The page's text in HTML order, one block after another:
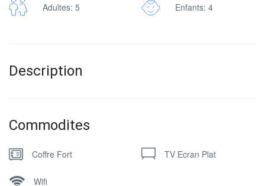
Adultes: 5 Enfants: 4
Description
Commodites
Coffre Fort TV Ecran Plat
Wifi